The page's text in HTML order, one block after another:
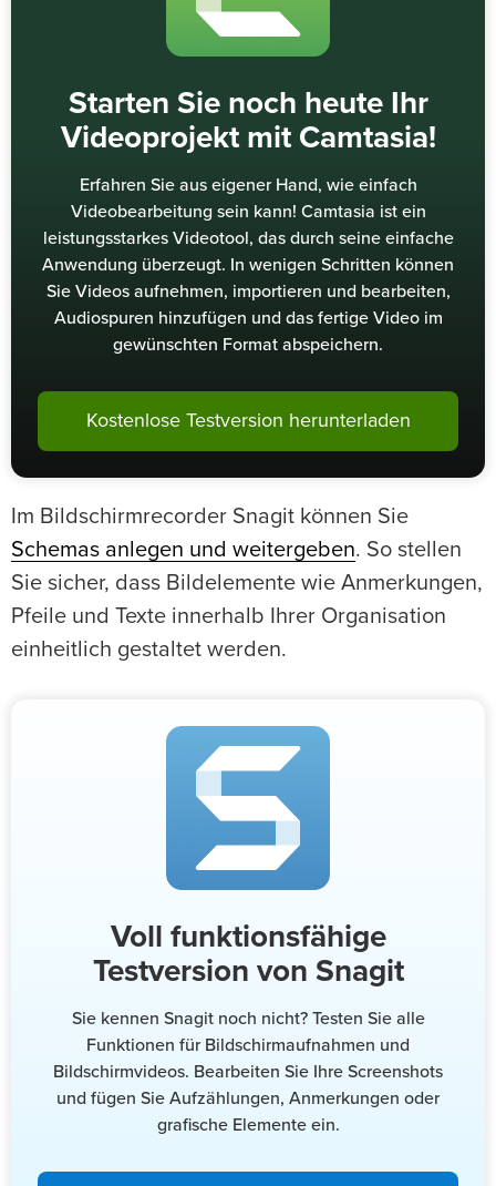
Starten Sie noch heute Ihr
Videoprojekt mit Camtasia!
Erfahren Sie aus eigener Hand, wie einfach
Videobearbeitung sein kann! Camtasia ist ein
leistungsstarkes Videotool, das durch seine einfache
Anwendung überzeugt. In wenigen Schritten können
Sie Videos aufnehmen, importieren und bearbeiten,
Audiospuren hinzufügen und das fertige Video im
gewünschten Format abspeichern.
Kostenlose Testversion herunterladen
Im Bildschirmrecorder Snagit können Sie
Schemas anlegen und weitergeben. So stellen
Sie sicher, dass Bildelemente wie Anmerkungen,
Pfeile und Texte innerhalb Ihrer Organisation
einheitlich gestaltet werden.
Voll funktionsfähige
Testversion von Snagit
Sie kennen Snagit noch nicht? Testen Sie alle
Funktionen für Bildschirmaufnahmen und
Bildschirmvideos. Bearbeiten Sie Ihre Screenshots
und fügen Sie Aufzählungen, Anmerkungen oder
grafische Elemente ein.